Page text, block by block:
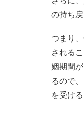
の持ち
つまり
される
姻期間
るので
を受け